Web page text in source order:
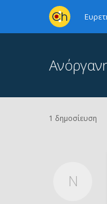
1 δημοσίευση